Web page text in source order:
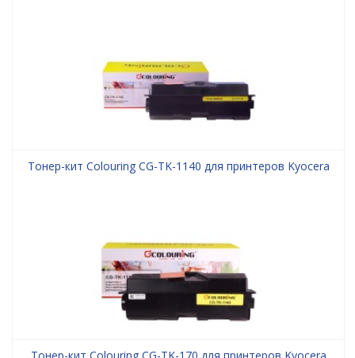
Тонер-кит Colouring CG-TK-1140 для принтеров Kyocera